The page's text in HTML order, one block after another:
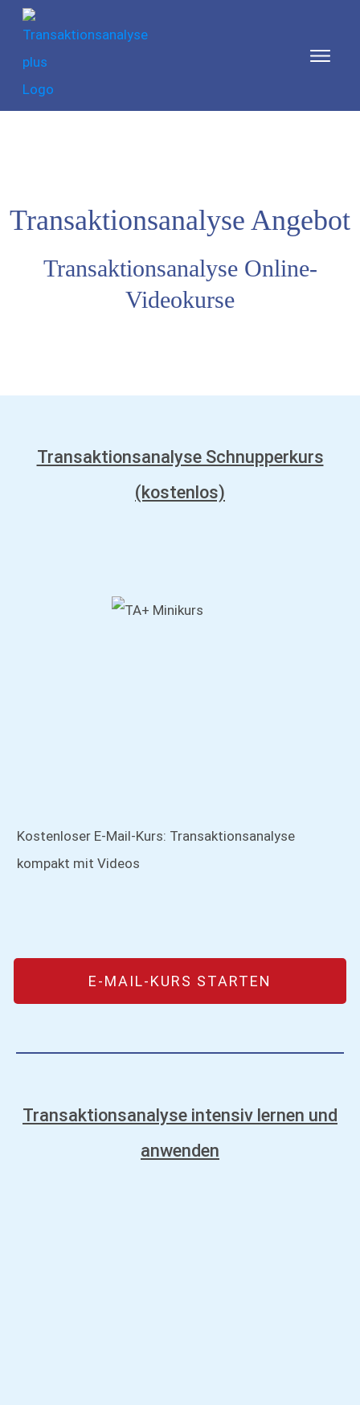
Transaktionsanalyse Angebot
Transaktionsanalyse Online-
Videokurse
Transaktionsanalyse Schnupperkurs
(kostenlos)
Kostenloser E-Mail-Kurs: Transaktionsanalyse
kompakt mit Videos
E-MAIL-KURS STARTEN
Transaktionsanalyse intensiv lernen und
anwenden